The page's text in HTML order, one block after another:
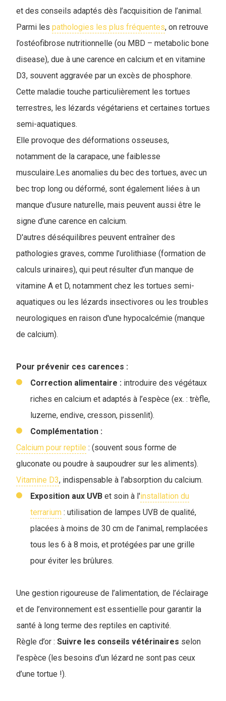
et des conseils adaptés dès l’acquisition de l’animal.
Parmi les pathologies les plus fréquentes, on retrouve
l’ostéofibrose nutritionnelle (ou MBD – metabolic bone
disease), due à une carence en calcium et en vitamine
D3, souvent aggravée par un excès de phosphore.
Cette maladie touche particulièrement les tortues
terrestres, les lézards végétariens et certaines tortues
semi-aquatiques.
Elle provoque des déformations osseuses,
notamment de la carapace, une faiblesse
musculaire.Les anomalies du bec des tortues, avec un
bec trop long ou déformé, sont également liées à un
manque d’usure naturelle, mais peuvent aussi être le
signe d’une carence en calcium.
D'autres déséquilibres peuvent entraîner des
pathologies graves, comme l’urolithiase (formation de
calculs urinaires), qui peut résulter d’un manque de
vitamine A et D, notamment chez les tortues semi-
aquatiques ou les lézards insectivores ou les troubles
neurologiques en raison d'une hypocalcémie (manque
de calcium).
Pour prévenir ces carences :
Correction alimentaire : introduire des végétaux
riches en calcium et adaptés à l’espèce (ex. : trèfle,
luzerne, endive, cresson, pissenlit).
Complémentation :
Calcium pour reptile : (souvent sous forme de
gluconate ou poudre à saupoudrer sur les aliments).
Vitamine D3, indispensable à l’absorption du calcium.
Exposition aux UVB et soin à l'installation du
terrarium : utilisation de lampes UVB de qualité,
placées à moins de 30 cm de l’animal, remplacées
tous les 6 à 8 mois, et protégées par une grille
pour éviter les brûlures.
Une gestion rigoureuse de l’alimentation, de l’éclairage
et de l’environnement est essentielle pour garantir la
santé à long terme des reptiles en captivité.
Règle d’or : Suivre les conseils vétérinaires selon
l'espèce (les besoins d’un lézard ne sont pas ceux
d’une tortue !).